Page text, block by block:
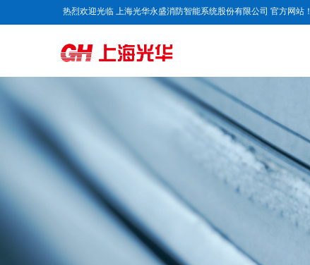
热烈欢迎光临 上海光华永盛消防智能系统股份有限公司 官方网站！